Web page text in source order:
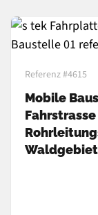
Referenz #4615
Mobile
Waldgebiet